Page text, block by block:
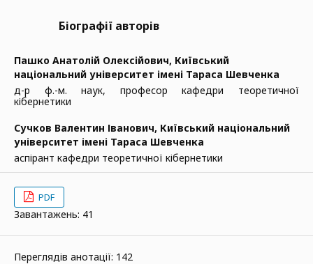
Біографії авторів
Пашко Анатолій Олексійович, Київський
національний університет імені Тараса Шевченка
д-р ф.-м. наук, професор кафедри теоретичної
кібернетики
Сучков Валентин Іванович, Київський національний
університет імені Тараса Шевченка
аспірант кафедри теоретичної кібернетики
PDF
Завантажень: 41
Переглядів анотації: 142